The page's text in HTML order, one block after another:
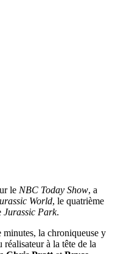
le NBC Today Show, a
World, le quatrième
Jurassic Park.
minutes, la chroniqueuse y
réalisateur à la tête de la